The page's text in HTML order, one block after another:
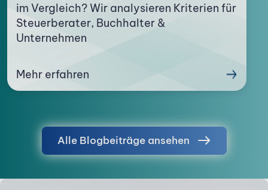
im Vergleich? Wir analysieren Kriterien für
Steuerberater, Buchhalter &
Unternehmen
Mehr erfahren
Alle Blogbeiträge ansehen